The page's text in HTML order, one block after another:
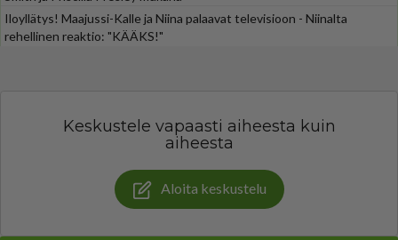
Iloyllätys! Maajussi-Kalle ja Niina palaavat televisioon - Niinalta
rehellinen reaktio: "KÄÄKS!"
Keskustele vapaasti aiheesta kuin
aiheesta
Aloita keskustelu